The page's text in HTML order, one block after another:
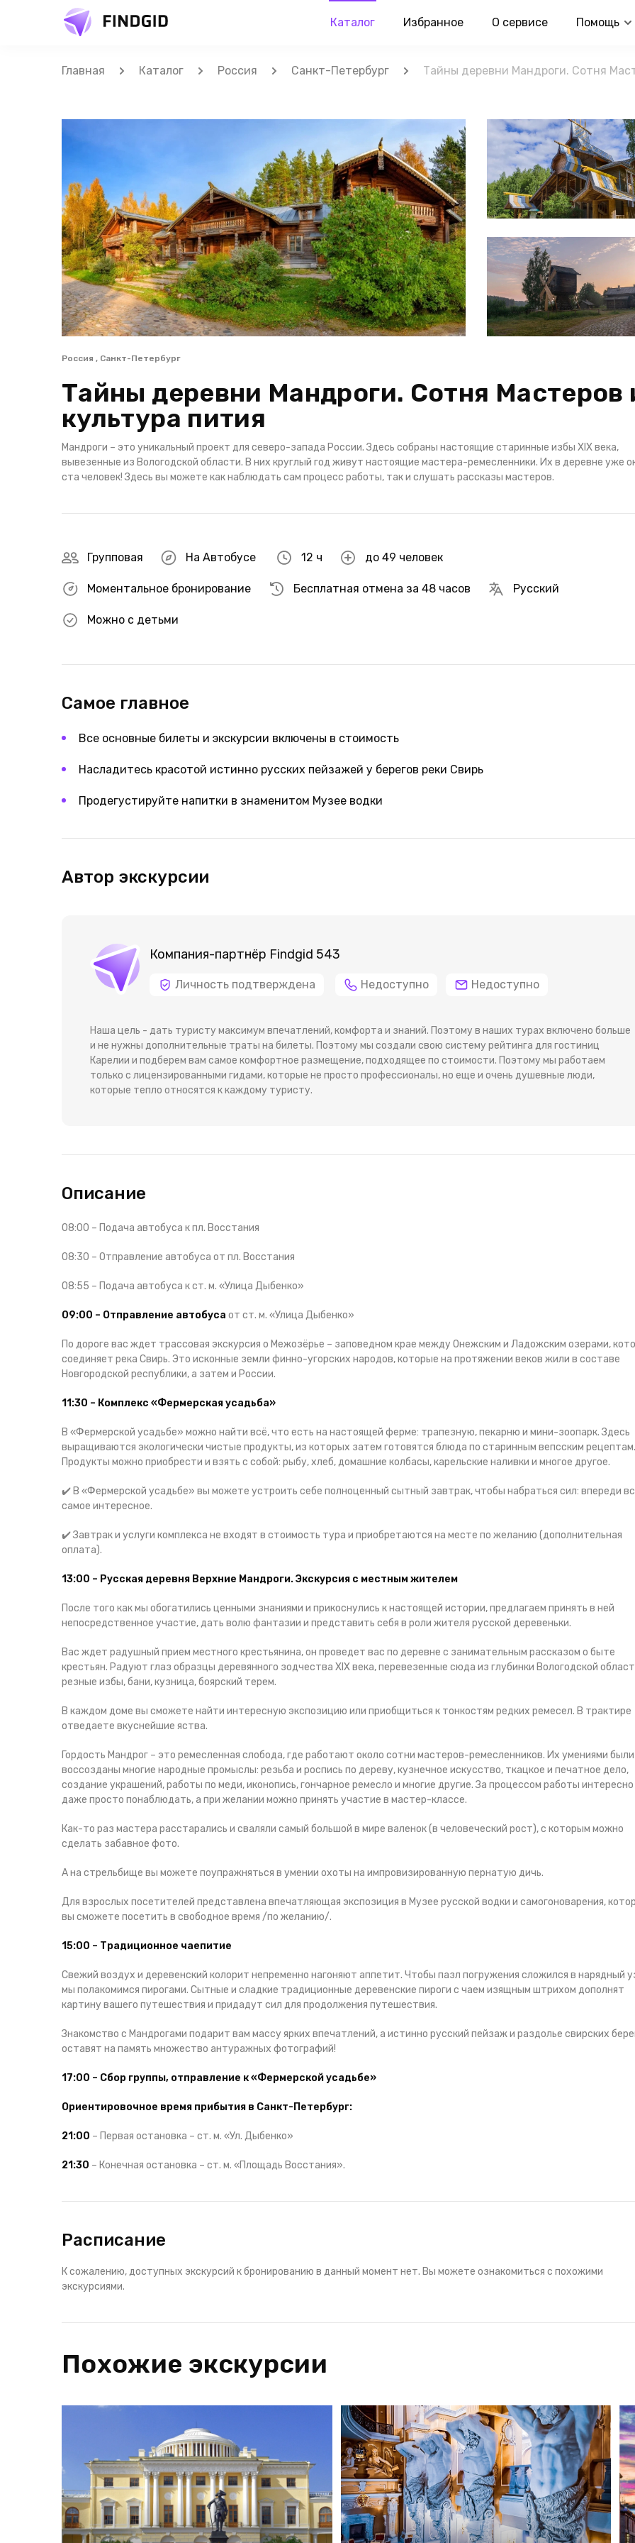
Каталог Избранное О сервисе Помощь
Главная Каталог Россия Санкт-Петербург Тайны деревни Мандроги. Сотня
Россия , Санкт-Петербург
Тайны деревни Мандроги. Сотня Мастеров
культура пития
Мандроги – это уникальный проект для северо-запада России. Здесь собраны настоящие старинные избы XIX века,
вывезенные из Вологодской области. В них круглый год живут настоящие мастера-ремесленники. Их в деревне уже
ста человек! Здесь вы можете как наблюдать сам процесс работы, так и слушать рассказы мастеров.
Групповая На Автобусе 12 ч до 49 человек
Моментальное бронирование Бесплатная отмена за 48 часов Русский
Можно с детьми
Самое главное
Все основные билеты и экскурсии включены в стоимость
Насладитесь красотой истинно русских пейзажей у берегов реки Свирь
Продегустируйте напитки в знаменитом Музее водки
Автор экскурсии
Компания-партнёр Findgid 543
Личность подтверждена Недоступно Недоступно
Наша цель - дать туристу максимум впечатлений, комфорта и знаний. Поэтому в наших турах включено больше
и не нужны дополнительные траты на билеты. Поэтому мы создали свою систему рейтинга для гостиниц
Карелии и подберем вам самое комфортное размещение, подходящее по стоимости. Поэтому мы работаем
только с лицензированными гидами, которые не просто профессионалы, но еще и очень душевные люди,
которые тепло относятся к каждому туристу.
Описание
08:00 – Подача автобуса к пл. Восстания
08:30 – Отправление автобуса от пл. Восстания
08:55 – Подача автобуса к ст. м. «Улица Дыбенко»
09:00 – Отправление автобуса от ст. м. «Улица Дыбенко»
По дороге вас ждет трассовая экскурсия о Межозёрье – заповедном крае между Онежским и Ладожским озерами,
соединяет река Свирь. Это исконные земли финно-угорских народов, которые на протяжении веков жили в составе
Новгородской республики, а затем и России.
11:30 – Комплекс «Фермерская усадьба»
В «Фермерской усадьбе» можно найти всё, что есть на настоящей ферме: трапезную, пекарню и мини-зоопарк. Здесь
выращиваются экологически чистые продукты, из которых затем готовятся блюда по старинным вепсским рецептам.
Продукты можно приобрести и взять с собой: рыбу, хлеб, домашние колбасы, карельские наливки и многое другое.
✔️ В «Фермерской усадьбе» вы можете устроить себе полноценный сытный завтрак, чтобы набраться сил: впереди
самое интересное.
✔️ Завтрак и услуги комплекса не входят в стоимость тура и приобретаются на месте по желанию (дополнительная
оплата).
13:00 – Русская деревня Верхние Мандроги. Экскурсия с местным жителем
После того как мы обогатились ценными знаниями и прикоснулись к настоящей истории, предлагаем принять в ней
непосредственное участие, дать волю фантазии и представить себя в роли жителя русской деревеньки.
Вас ждет радушный прием местного крестьянина, он проведет вас по деревне с занимательным рассказом о быте
крестьян. Радуют глаз образцы деревянного зодчества XIX века, перевезенные сюда из глубинки Вологодской
резные избы, бани, кузница, боярский терем.
В каждом доме вы сможете найти интересную экспозицию или приобщиться к тонкостям редких ремесел. В трактире
отведаете вкуснейшие яства.
Гордость Мандрог – это ремесленная слобода, где работают около сотни мастеров-ремесленников. Их умениями были
воссозданы многие народные промыслы: резьба и роспись по дереву, кузнечное искусство, ткацкое и печатное дело,
создание украшений, работы по меди, иконопись, гончарное ремесло и многие другие. За процессом работы интересно
даже просто понаблюдать, а при желании можно принять участие в мастер-классе.
Как-то раз мастера расстарались и сваляли самый большой в мире валенок (в человеческий рост), с которым можно
сделать забавное фото.
А на стрельбище вы можете поупражняться в умении охоты на импровизированную пернатую дичь.
Для взрослых посетителей представлена впечатляющая экспозиция в Музее русской водки и самогоноварения,
вы сможете посетить в свободное время /по желанию/.
15:00 – Традиционное чаепитие
Свежий воздух и деревенский колорит непременно нагоняют аппетит. Чтобы пазл погружения сложился в нарядный
мы полакомимся пирогами. Сытные и сладкие традиционные деревенские пироги с чаем изящным штрихом дополнят
картину вашего путешествия и придадут сил для продолжения путешествия.
Знакомство с Мандрогами подарит вам массу ярких впечатлений, а истинно русский пейзаж и раздолье свирских
оставят на память множество антуражных фотографий!
17:00 – Сбор группы, отправление к «Фермерской усадьбе»
Ориентировочное время прибытия в Санкт-Петербург:
21:00 – Первая остановка – ст. м. «Ул. Дыбенко»
21:30 – Конечная остановка – ст. м. «Площадь Восстания».
Расписание
К сожалению, доступных экскурсий к бронированию в данный момент нет. Вы можете ознакомиться с похожими
экскурсиями.
Похожие экскурсии